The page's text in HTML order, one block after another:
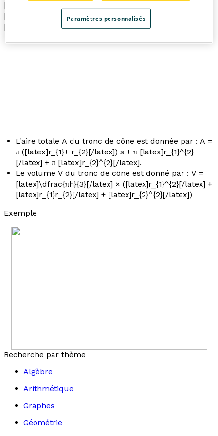
[latex]r_{2}[/latex] et de génératrices :
[latex]\overline{O_{1}O_{2}}[/latex] et
[latex]\overline{P_{1}P_{2}}[/latex].
L'aire totale A du tronc de cône est donnée par : A =
π ([latex]r_{1}+ r_{2}[/latex]) s + π [latex]r_{1}^{2}
[/latex] + π [latex]r_{2}^{2}[/latex].
Le volume V du tronc de cône est donné par : V =
[latex]\dfrac{πh}{3}[/latex] × ([latex]r_{1}^{2}[/latex] +
[latex]r_{1}r_{2}[/latex] + [latex]r_{2}^{2}[/latex])
Exemple
Recherche par thème
Algèbre
Arithmétique
Graphes
Géométrie
Paramètres personnalisés